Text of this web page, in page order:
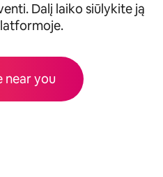
Dalį laiko siūlykite ją
near you